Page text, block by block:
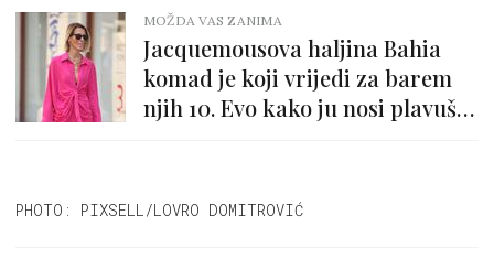
MOŽDA VAS ZANIMA
Jacquemousova haljina Bahia
komad je koji vrijedi za barem
njih 10. Evo kako ju nosi plavuša
PHOTO: PIXSELL/LOVRO DOMITROVIĆ